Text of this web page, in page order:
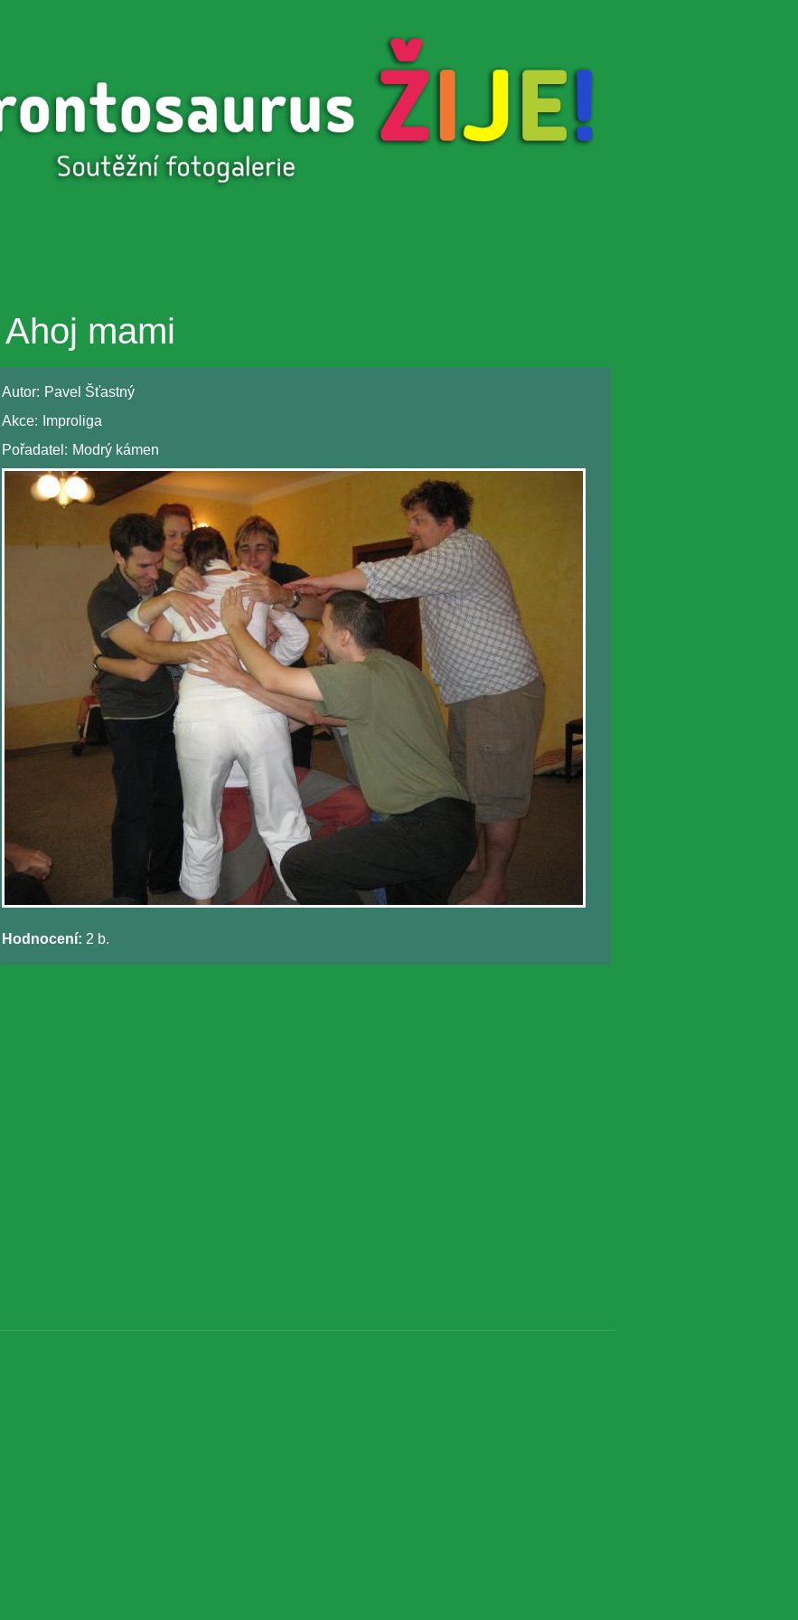
Ahoj mami
Autor: Pavel Šťastný
Akce:
Improliga
Pořadatel: Modrý kámen
Hodnocení: 2 b.